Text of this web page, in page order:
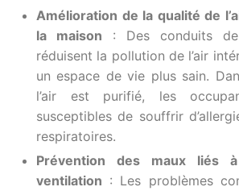
Amélioration de la qualité de
la maison : Des conduits
réduisent la pollution de l’air
un espace de vie plus sain.
l’air est purifié, les
susceptibles de souffrir
respiratoires.
Prévention des maux liés
ventilation : Les problèmes